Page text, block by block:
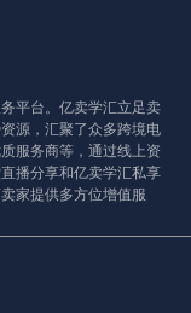
平台。亿卖学汇立足卖
源，汇聚了众多跨境电
服务商等，通过线上资
播分享和亿卖学汇私享
家提供多方位增值服